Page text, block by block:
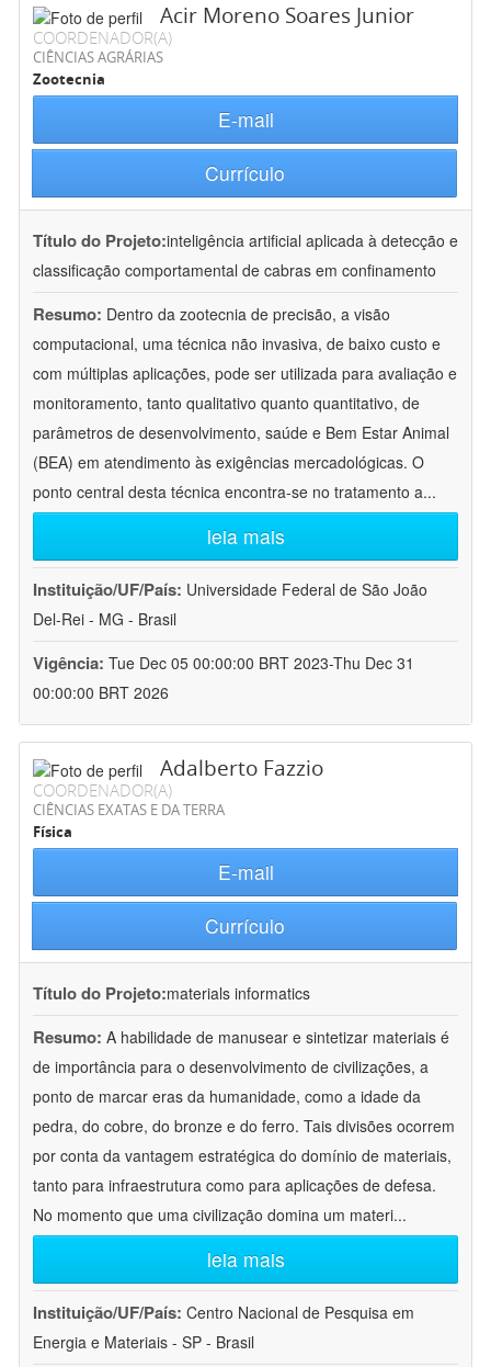
Acir Moreno Soares Junior
COORDENADOR(A)
CIÊNCIAS AGRÁRIAS
Zootecnia
E-mail
Currículo
Título do Projeto:inteligência artificial aplicada à detecção e
classificação comportamental de cabras em confinamento
Resumo: Dentro da zootecnia de precisão, a visão
computacional, uma técnica não invasiva, de baixo custo e
com múltiplas aplicações, pode ser utilizada para avaliação e
monitoramento, tanto qualitativo quanto quantitativo, de
parâmetros de desenvolvimento, saúde e Bem Estar Animal
(BEA) em atendimento às exigências mercadológicas. O
ponto central desta técnica encontra-se no tratamento a...
leia mais
Instituição/UF/País: Universidade Federal de São João
Del-Rei - MG - Brasil
Vigência: Tue Dec 05 00:00:00 BRT 2023-Thu Dec 31
00:00:00 BRT 2026
Adalberto Fazzio
COORDENADOR(A)
CIÊNCIAS EXATAS E DA TERRA
Física
E-mail
Currículo
Título do Projeto:materials informatics
Resumo: A habilidade de manusear e sintetizar materiais é
de importância para o desenvolvimento de civilizações, a
ponto de marcar eras da humanidade, como a idade da
pedra, do cobre, do bronze e do ferro. Tais divisões ocorrem
por conta da vantagem estratégica do domínio de materiais,
tanto para infraestrutura como para aplicações de defesa.
No momento que uma civilização domina um materi...
leia mais
Instituição/UF/País: Centro Nacional de Pesquisa em
Energia e Materiais - SP - Brasil